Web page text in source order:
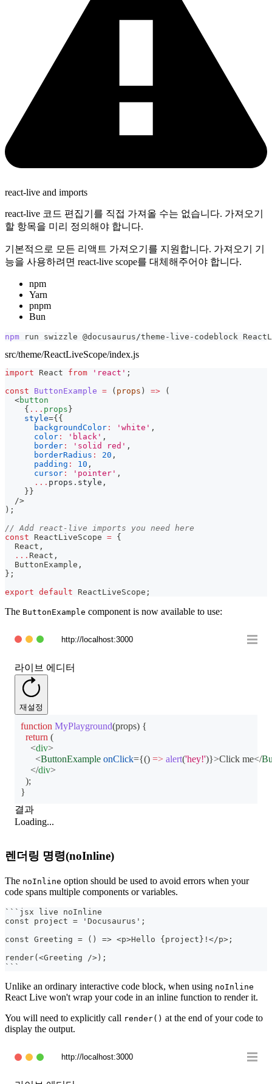
react-live and imports
react-live 코드 편집기를 직접 가져올 수는 없습니다. 가져오기
할 항목을 미리 정의해야 합니다.
기본적으로 모든 리액트 가져오기를 지원합니다. 가져오기 기
능을 사용하려면 react-live scope를 대체해주어야 합니다.
npm
Yarn
pnpm
Bun
npm run swizzle @docusaurus/theme-live-codeblock
src/theme/ReactLiveScope/index.js
import React from 'react' ;
const
ButtonExample = ( props ) =>
(
<button
{ ... props}
style={{
backgroundColor : 'white' ,
color : 'black' ,
border : 'solid red' ,
borderRadius : 20 ,
padding : 10 ,
cursor : 'pointer' ,
... props . style ,
}}
/>
) ;
// Add react-live imports you need here
const
ReactLiveScope = {
React ,
... React ,
ButtonExample ,
} ;
export default ReactLiveScope ;
The ButtonExample component is now available to use:
http://localhost:3000
라이브 에디터
재설정
function MyPlayground(props) {
return (
<div>
<ButtonExample onClick={() => alert('hey!')}>Click me</
</div>
);
}
결과
Loading...
렌더링 명령(noInline)
The noInline option should be used to avoid errors when your
code spans multiple components or variables.
``` jsx live noInline
const project = 'Docusaurus';
const Greeting = () => <p>Hello {project}!</p>;
render(<Greeting />);
```
Unlike an ordinary interactive code block, when using noInline
React Live won't wrap your code in an inline function to render it.
You will need to explicitly call render() at the end of your code to
display the output.
http://localhost:3000